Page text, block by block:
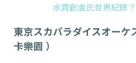
水齊創金氏世界紀錄？
東京スカパラダイスオーケ
卡樂園 ）